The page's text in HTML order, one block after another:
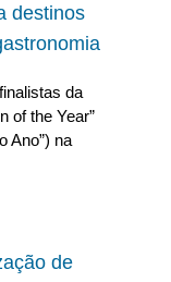
destinos
da
of the Year”
Ano”) na
de